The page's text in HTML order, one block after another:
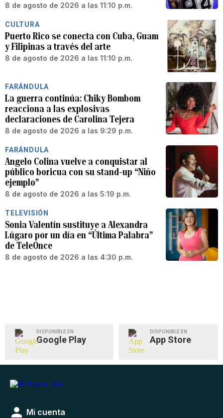
8 de agosto de 2026 a las 11:10 p.m.
CULTURA
Puerto Rico se conecta con Cuba, Guam
y Filipinas a través del arte
8 de agosto de 2026 a las 11:10 p.m.
FARÁNDULA
La guerra continúa: Chiky Bombom
reacciona a las explosivas
declaraciones de Carolina Tejera
8 de agosto de 2026 a las 9:29 p.m.
FARÁNDULA
Angelo Colina vuelve a conquistar al
público boricua con su stand-up “Niño
ejemplo”
8 de agosto de 2026 a las 5:19 p.m.
TELEVISIÓN
Sonia Valentín sustituye a Alexandra
Lúgaro por un día en “Última Palabra”
de TeleOnce
8 de agosto de 2026 a las 4:30 p.m.
DISPONIBLE EN
Google Play
DISPONIBLE EN
App Store
Mi cuenta